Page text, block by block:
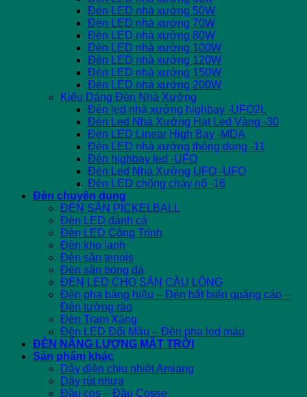
Đèn LED nhà xưởng 50W
Đèn LED nhà xưởng 70W
Đèn LED nhà xưởng 80W
Đèn LED nhà xưởng 100W
Đèn LED nhà xưởng 120W
Đèn LED nhà xưởng 150W
Đèn LED nhà xưởng 200W
Kiểu Dáng Đèn Nhà Xưởng
Đèn led nhà xưởng highbay -UFO2L
Đèn Led Nhà Xưởng Hạt Led Vàng -30
Đèn LED Linear High Bay -MDA
Đèn LED nhà xưởng thông dụng -11
Đèn highbay led -UFO
Đèn Led Nhà Xưởng UFO -UFO
Đèn LED chống cháy nổ -16
Đèn chuyên dụng
ĐÈN SÂN PICKELBALL
Đèn LED đánh cá
Đèn LED Công Trình
Đèn kho lạnh
Đèn sân tennis
Đèn sân bóng đá
ĐÈN LED CHO SÂN CẦU LÔNG
Đèn pha bảng hiệu – Đèn hắt biển quảng cáo –
Đèn tường rào
Đèn Trạm Xăng
Đèn LED Đổi Màu – Đèn pha led màu
ĐÈN NĂNG LƯỢNG MẶT TRỜI
Sản phẩm khác
Dây điện chịu nhiệt Amiang
Dây rút nhựa
Đầu cos – Đầu Cosse